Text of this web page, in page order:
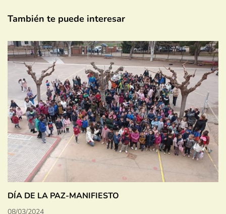
También te puede interesar
DÍA DE LA PAZ-MANIFIESTO
08/03/2024